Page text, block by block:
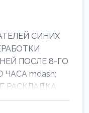
СИНИХ
ПОСЛЕ 8-ГО
ЧАСА mdash;
РАСКЛАДКА